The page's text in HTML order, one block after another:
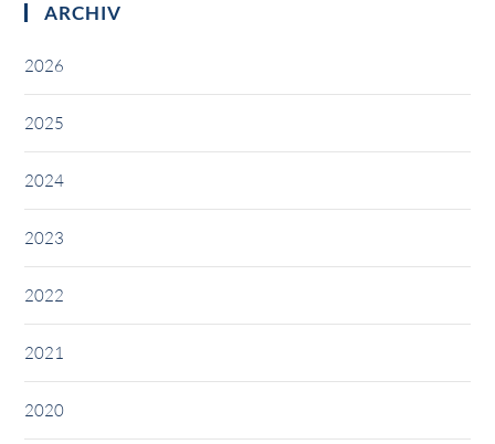
ARCHIV
2026
2025
2024
2023
2022
2021
2020